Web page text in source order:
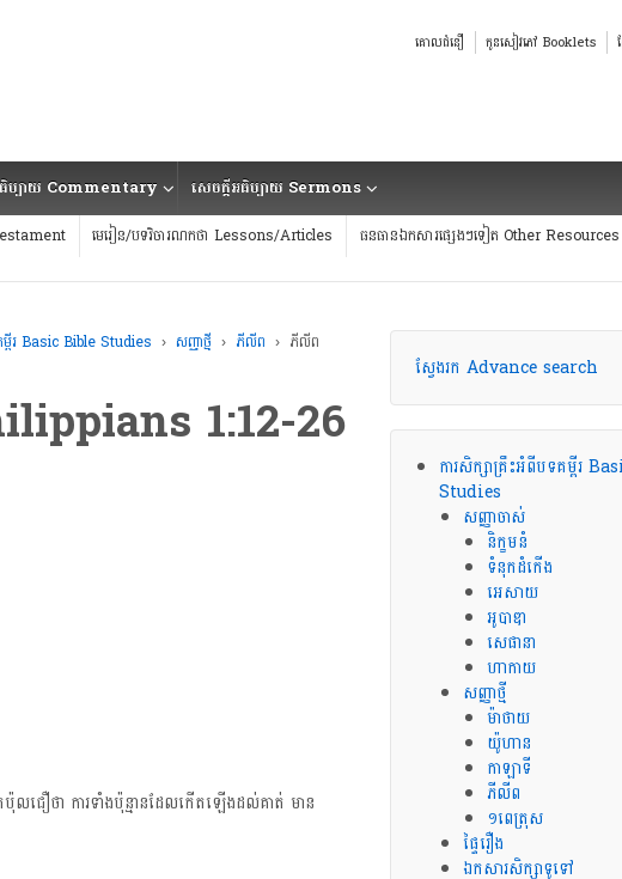
គោលជំនឿ កូនសៀវភៅ Booklets
ធិប្បាយ Commentary សេចក្ដីអធិប្បាយ Sermons
មេរៀន/បទវិចារណកថា Lessons/Articles ធនធានឯកសារផ្សេងៗទៀត Other Resources
ម្ពីរ Basic Bible Studies › សញ្ញាថ្មី › ភីលីព › ភីលីព​
1:12-26
ឿ​ថា ការ​ទាំង​ប៉ុន្មាន​ដែល​កើត​ឡើង​ដល់​គាត់​ មាន​
ស្វែងរក Advance search
ការសិក្សាគ្រឹះអំពីបទគម្ពីរ
Studies
សញ្ញាចាស់
និក្ខមនំ
ទំនុកដំកើង
អេសាយ
អូបាឌា
សេផានា
ហាកាយ
សញ្ញាថ្មី
ម៉ាថាយ
យ៉ូហាន
កាឡាទី
ភីលីព
១ពេត្រុស
ផ្ទៃរឿង
ឯកសារសិក្សាទូទៅ